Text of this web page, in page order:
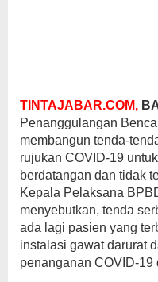
TINTAJABAR.COM,
Penanggulangan
membangun tenda-
rujukan COVID-19
berdatangan dan tidak
Kepala Pelaksana
menyebutkan, tenda
ada lagi pasien yang
instalasi gawat darurat
penanganan COVID-19